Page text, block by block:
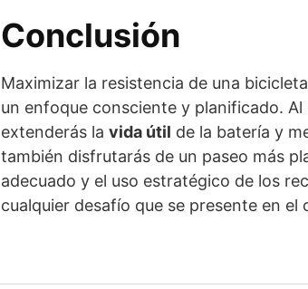
Conclusión
Maximizar la resistencia de una
un enfoque consciente y planificado.
extenderás la vida útil de la batería y
también disfrutarás de un paseo más
adecuado y el uso estratégico de los
cualquier desafío que se presente en